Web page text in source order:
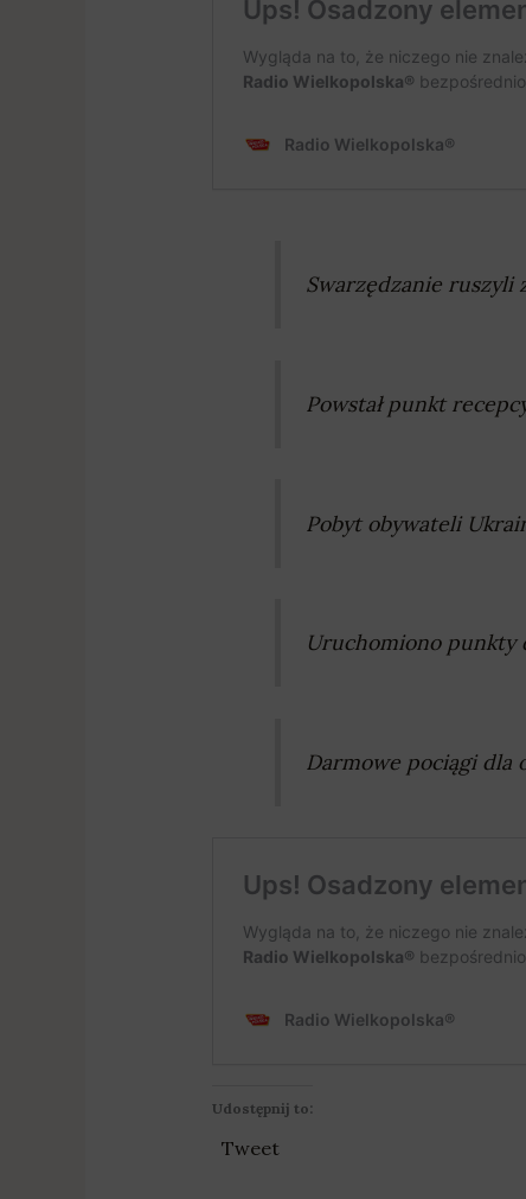
Swarzędzanie ruszyli
Powstał punkt
Pobyt obywateli
Uruchomiono punkty
Darmowe pociągi dla
Udostępnij to:
Tweet